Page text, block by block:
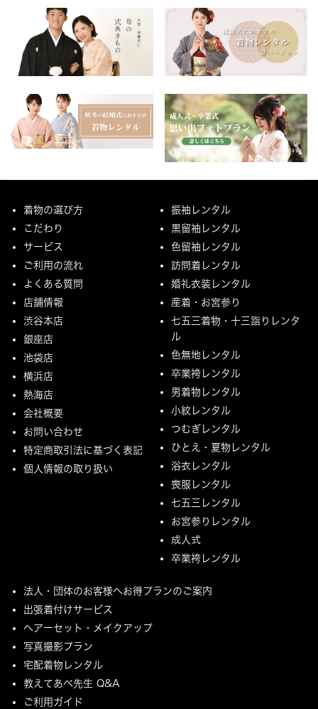
着物の選び方
こだわり
サービス
ご利用の流れ
よくある質問
店舗情報
渋谷本店
銀座店
池袋店
横浜店
熱海店
会社概要
お問い合わせ
特定商取引法に基づく表記
個人情報の取り扱い
振袖レンタル
黒留袖レンタル
色留袖レンタル
訪問着レンタル
婚礼衣装レンタル
産着・お宮参り
七五三着物・十三詣りレンタ
ル
色無地レンタル
卒業袴レンタル
男着物レンタル
小紋レンタル
つむぎレンタル
ひとえ・夏物レンタル
浴衣レンタル
喪服レンタル
七五三レンタル
お宮参りレンタル
成人式
卒業袴レンタル
法人・団体のお客様へお得プランのご案内
出張着付けサービス
ヘアーセット・メイクアップ
写真撮影プラン
宅配着物レンタル
教えてあべ先生 Q&A
ご利用ガイド